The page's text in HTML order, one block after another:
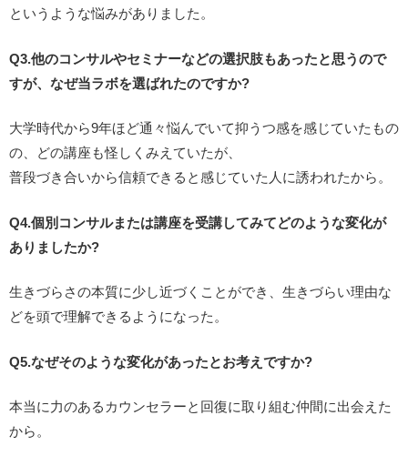
というような悩みがありました。
Q3.他のコンサルやセミナーなどの選択肢もあったと思うので
すが、なぜ当ラボを選ばれたのですか?
大学時代から9年ほど通々悩んでいて抑うつ感を感じていたもの
の、どの講座も怪しくみえていたが、
普段づき合いから信頼できると感じていた人に誘われたから。
Q4.個別コンサルまたは講座を受講してみてどのような変化が
ありましたか?
生きづらさの本質に少し近づくことができ、生きづらい理由な
どを頭で理解できるようになった。
Q5.なぜそのような変化があったとお考えですか?
本当に力のあるカウンセラーと回復に取り組む仲間に出会えた
から。